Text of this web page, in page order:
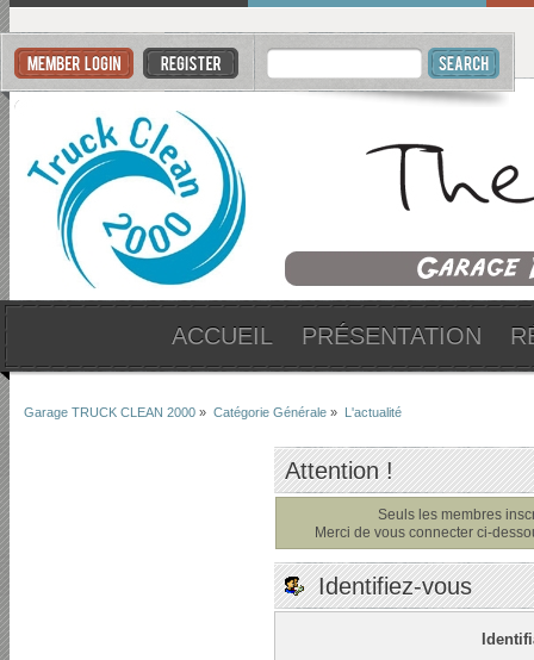
ACCUEIL PRÉSENTATION
Garage TRUCK CLEAN 2000 » Catégorie Générale » L'actualité
Attention !
Seuls les membres
Merci de vous connecter ci-
Identifiez-vous